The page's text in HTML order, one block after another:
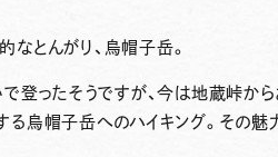
なとんがり、 烏帽子岳。
登ったそうですが、今は地蔵峠から
る烏帽子岳へのハイキング。その魅